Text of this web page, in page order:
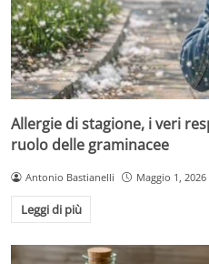
Allergie di stagione, i veri
ruolo delle graminacee
Antonio Bastianelli Maggio 1, 2026
Leggi di più